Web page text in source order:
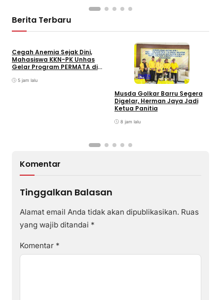
Berita Terbaru
Cegah Anemia Sejak Dini,
Mahasiswa KKN-PK Unhas
Gelar Program PERMATA di
5 jam lalu
Politik
Musda Golkar Barru Segera
Digelar, Herman Jaya Jadi
Ketua Panitia
8 jam lalu
Komentar
Tinggalkan Balasan
Alamat email Anda tidak akan dipublikasikan. Ruas
yang wajib ditandai *
Komentar *